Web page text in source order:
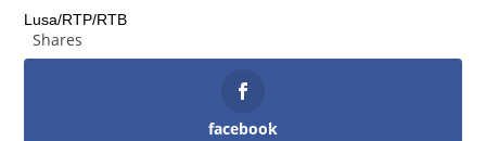
Lusa/RTP/RTB
Shares
facebook